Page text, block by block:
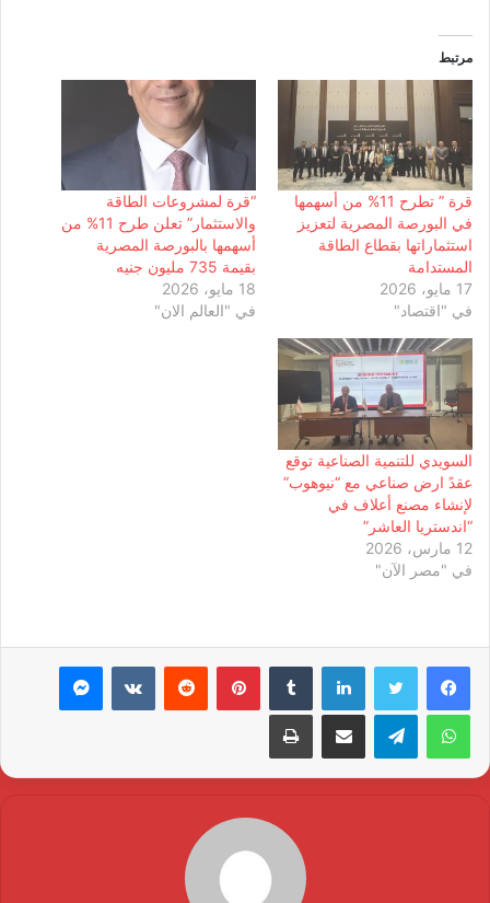
مرتبط
قرة ” تطرح 11% من أسهمها
في البورصة المصرية لتعزيز
استثماراتها بقطاع الطاقة
المستدامة
17 مايو، 2026
في "اقتصاد"
“قرة لمشروعات الطاقة
والاستثمار” تعلن طرح 11% من
أسهمها بالبورصة المصرية
بقيمة 735 مليون جنيه
18 مايو، 2026
في "العالم الان"
السويدي للتنمية الصناعية توقع
عقدً ارض صناعي مع “نيوهوب”
لإنشاء مصنع أعلاف في
“اندستريا العاشر”
12 مارس، 2026
في "مصر الآن"
لينكدإن بينتيريست ماسنجر
واتساب تيلقرام مشاركة عبر البريد طباعة